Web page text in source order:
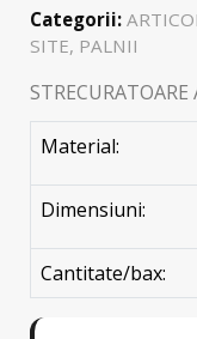
Categorii:
SITE, PALNII
STRECURATOARE
Material:
Dimensiuni:
Cantitate/bax: